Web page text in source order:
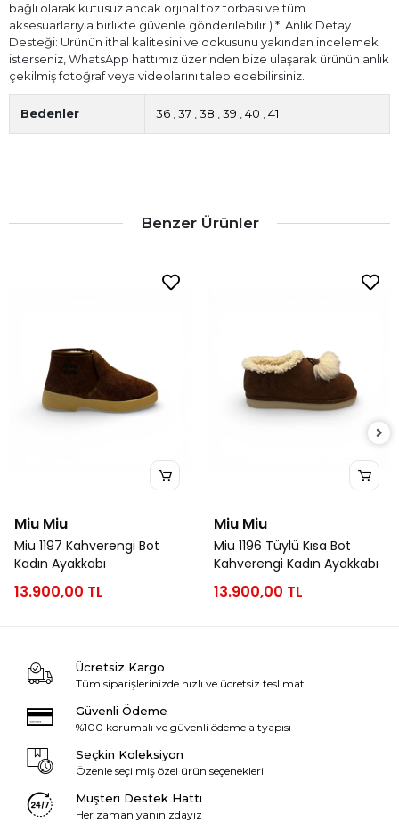
bağlı olarak kutusuz ancak orjinal toz torbası ve tüm
aksesuarlarıyla birlikte güvenle gönderilebilir.) * ⁠ Anlık Detay
Desteği: Ürünün ithal kalitesini ve dokusunu yakından incelemek
isterseniz, WhatsApp hattımız üzerinden bize ulaşarak ürünün anlık
çekilmiş fotoğraf veya videolarını talep edebilirsiniz.
Bedenler 36 37 38 39 40 41
Benzer Ürünler
Miu Miu
Miu 1197 Kahverengi Bot
Kadın Ayakkabı
13.900,00 TL
Miu Miu
Miu 1196 Tüylü Kısa Bot
Kahverengi Kadın Ayakkabı
13.900,00 TL
Ücretsiz Kargo
Tüm siparişlerinizde hızlı ve ücretsiz teslimat
Güvenli Ödeme
%100 korumalı ve güvenli ödeme altyapısı
Seçkin Koleksiyon
Özenle seçilmiş özel ürün seçenekleri
Müşteri Destek Hattı
Her zaman yanınızdayız